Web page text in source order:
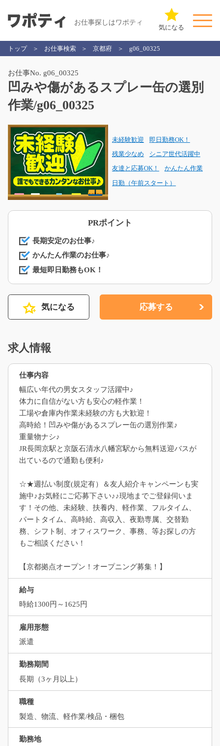
お仕事探しはワポティ
気になる
トップ お仕事検索 京都府 g06_00325
お仕事No. g06_00325
凹みや傷があるスプレー缶の選別
作業/g06_00325
未経験歓迎 即日勤務OK！
残業少なめ シニア世代活躍中
友達と応募OK！ かんたん作業
日勤（午前スタート）
PRポイント
長期安定のお仕事♪
かんたん作業のお仕事♪
最短即日勤務もOK！
気になる 応募する
求人情報
仕事内容
幅広い年代の男女スタッフ活躍中♪
体力に自信がない方も安心の軽作業！
工場や倉庫内作業未経験の方も大歓迎！
高時給！凹みや傷があるスプレー缶の選別作業♪
重量物ナシ♪
JR長岡京駅と京阪石清水八幡宮駅から無料送迎バスが
出ているので通勤も便利♪
☆★週払い制度(規定有）＆友人紹介キャンペーンも実
施中♪お気軽にご応募下さい♪♪現地までご登録伺いま
す！その他、未経験、扶養内、軽作業、フルタイム、
パートタイム、高時給、高収入、夜勤専属、交替勤
務、シフト制、オフィスワーク、事務、等お探しの方
もご相談ください！
【京都拠点オープン！オープニング募集！】
給与
時給1300円～1625円
雇用形態
派遣
勤務期間
長期（3ヶ月以上）
職種
製造、物流、軽作業/検品・梱包
勤務地